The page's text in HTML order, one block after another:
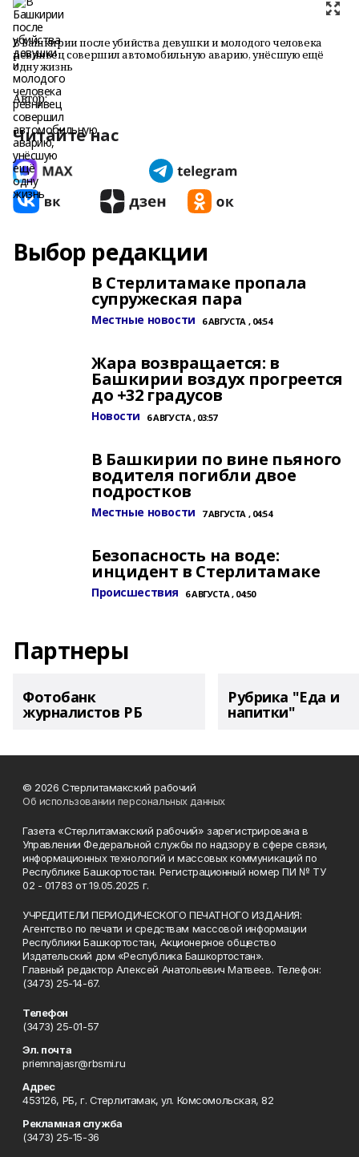
В Башкирии после убийства девушки и молодого человека
ревнивец совершил автомобильную аварию, унёсшую ещё
одну жизнь
Автор:
Читайте нас
Выбор редакции
В Стерлитамаке пропала
супружеская пара
Местные новости 6 АВГУСТА , 04:54
Жара возвращается: в
Башкирии воздух прогреется
до +32 градусов
Новости 6 АВГУСТА , 03:57
В Башкирии по вине пьяного
водителя погибли двое
подростков
Местные новости 7 АВГУСТА , 04:54
Безопасность на воде:
инцидент в Стерлитамаке
Происшествия 6 АВГУСТА , 04:50
Партнеры
Фотобанк
журналистов РБ
Рубрика "Еда и
напитки"
© 2026 Стерлитамакский рабочий
Об использовании персональных данных
Газета «Стерлитамакский рабочий» зарегистрирована в
Управлении Федеральной службы по надзору в сфере связи,
информационных технологий и массовых коммуникаций по
Республике Башкортостан. Регистрационный номер ПИ № ТУ
02 - 01783 от 19.05.2025 г.
УЧРЕДИТЕЛИ ПЕРИОДИЧЕСКОГО ПЕЧАТНОГО ИЗДАНИЯ:
Агентство по печати и средствам массовой информации
Республики Башкортостан, Акционерное общество
Издательский дом «Республика Башкортостан».
Главный редактор Алексей Анатольевич Матвеев. Телефон:
(3473) 25-14-67.
Телефон
(3473) 25-01-57
Эл. почта
priemnajasr@rbsmi.ru
Адрес
453126, РБ, г. Стерлитамак, ул. Комсомольская, 82
Рекламная служба
(3473) 25-15-36